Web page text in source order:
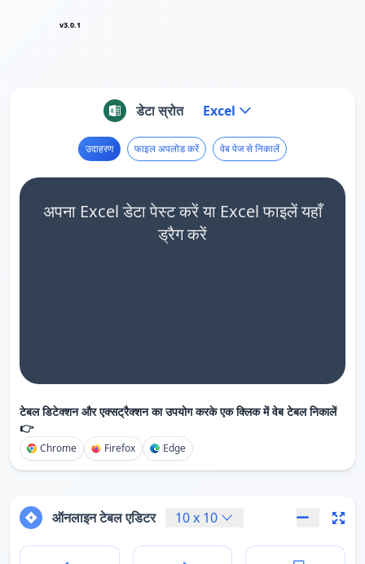
v3.0.1
डेटा स्रोत Excel
उदाहरण फाइल अपलोड करें वेब पेज से निकालें
अपना Excel डेटा पेस्ट करें या Excel फाइलें यहाँ
ड्रैग करें
टेबल डिटेक्शन और एक्सट्रैक्शन का उपयोग करके एक क्लिक में वेब टेबल निकालें
👉
Chrome Firefox Edge
ऑनलाइन टेबल एडिटर 10x 10